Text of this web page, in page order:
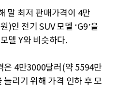
말 최저 판매가격이 4만
)인 전기 SUV 모델 ‘G9’을
델 Y와 비슷하다.
은 4만3000달러(약 5594만
리기 위해 가격 인하 후 모